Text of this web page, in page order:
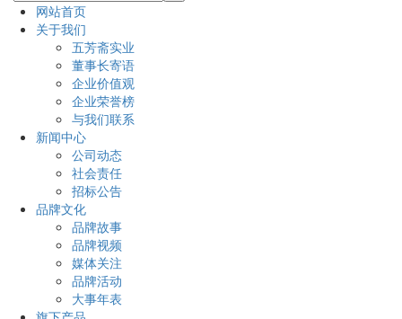
网站首页
关于我们
五芳斋实业
董事长寄语
企业价值观
企业荣誉榜
与我们联系
新闻中心
公司动态
社会责任
招标公告
品牌文化
品牌故事
品牌视频
媒体关注
品牌活动
大事年表